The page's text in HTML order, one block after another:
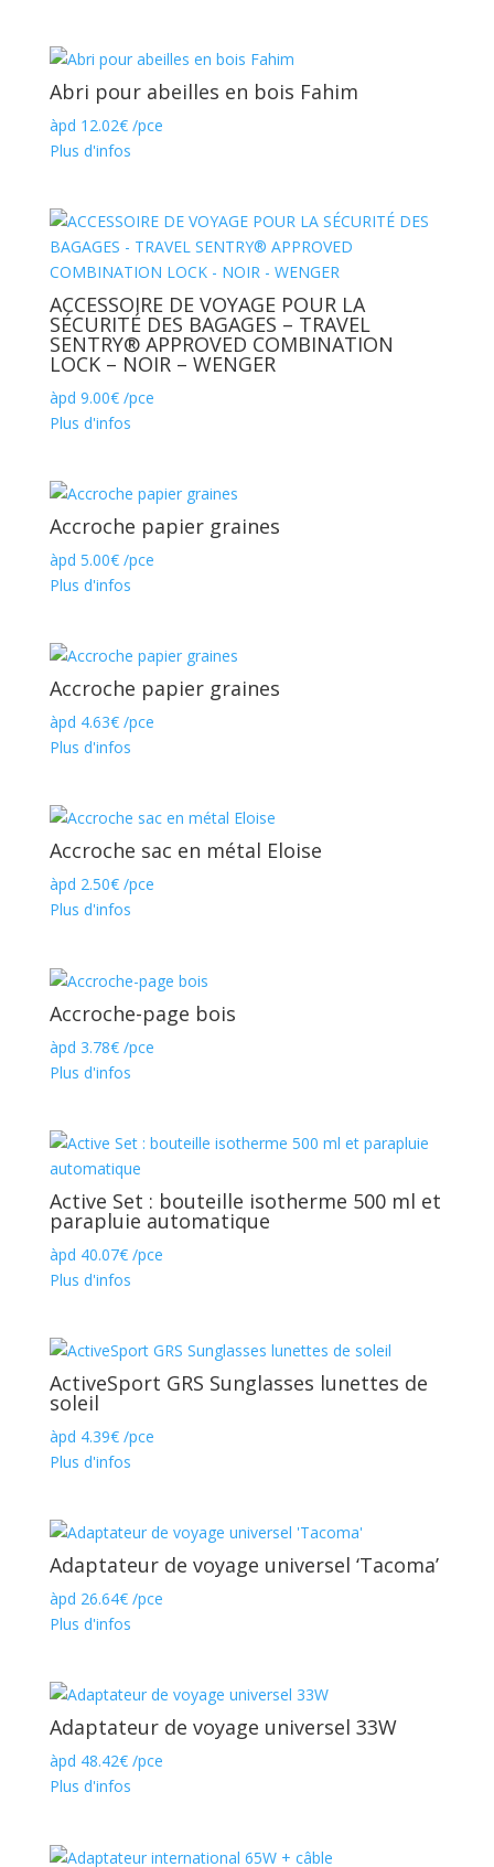
Abri pour abeilles en bois Fahim
àpd 12.02€/pce
Plus d'infos
ACCESSOIRE DE VOYAGE POUR LA
SÉCURITÉ DES BAGAGES – TRAVEL
SENTRY® APPROVED COMBINATION
LOCK – NOIR – WENGER
àpd 9.00€/pce
Plus d'infos
Accroche papier graines
àpd 5.00€/pce
Plus d'infos
Accroche papier graines
àpd 4.63€/pce
Plus d'infos
Accroche sac en métal Eloise
àpd 2.50€/pce
Plus d'infos
Accroche-page bois
àpd 3.78€/pce
Plus d'infos
Active Set : bouteille isotherme 500 ml et
parapluie automatique
àpd 40.07€/pce
Plus d'infos
ActiveSport GRS Sunglasses lunettes de
soleil
àpd 4.39€/pce
Plus d'infos
Adaptateur de voyage universel ‘Tacoma’
àpd 26.64€/pce
Plus d'infos
Adaptateur de voyage universel 33W
àpd 48.42€/pce
Plus d'infos